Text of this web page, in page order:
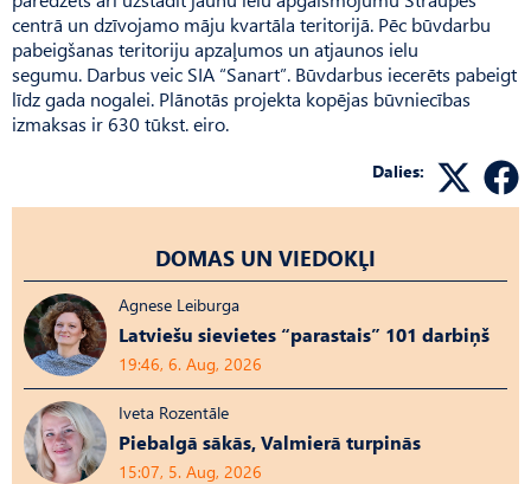
centrā un dzīvojamo māju kvartāla teritorijā. Pēc būvdarbu
pabeigšanas teritoriju apzaļumos un atjaunos ielu
segumu. Darbus veic SIA “Sanart”. Būvdarbus iecerēts pabeigt
līdz gada nogalei. Plānotās projekta kopējas būvniecības
izmaksas ir 630 tūkst. eiro.
Dalies:
DOMAS UN VIEDOKĻI
Agnese Leiburga
Latviešu sievietes “parastais” 101 darbiņš
19:46, 6. Aug, 2026
Iveta Rozentāle
Piebalgā sākās, Valmierā turpinās
15:07, 5. Aug, 2026